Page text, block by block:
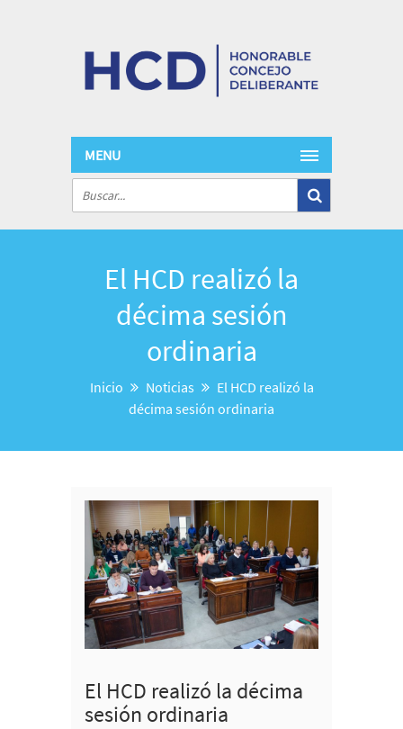
MENU
El HCD realizó la
décima sesión
ordinaria
Inicio Noticias
El HCD realizó la
décima sesión ordinaria
El HCD realizó la décima
sesión ordinaria